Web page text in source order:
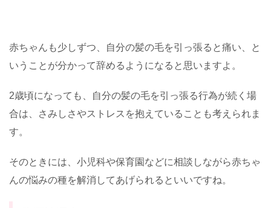
赤ちゃんも少しずつ、自分の髪の毛を引っ張ると痛い、と
いうことが分かって辞めるようになると思いますよ。
2歳頃になっても、自分の髪の毛を引っ張る行為が続く場
合は、さみしさやストレスを抱えていることも考えられま
す。
そのときには、小児科や保育園などに相談しながら赤ちゃ
んの悩みの種を解消してあげられるといいですね。